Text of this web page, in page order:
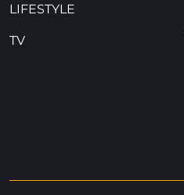
LIFESTYLE
TV